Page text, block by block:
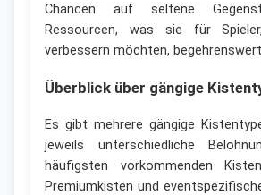
Chancen auf seltene
Ressourcen, was sie für
verbessern möchten,
Überblick über gängige
Es gibt mehrere gängige
jeweils unterschiedliche
häufigsten vorkommenden
Premiumkisten und